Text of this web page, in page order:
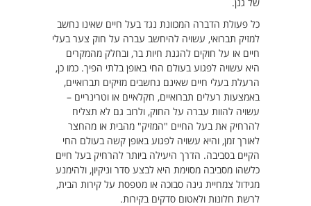
כל פעולת הדברה המכוונת נגד בעל חיים שאינו נחשב
למזיק תברואי, עשויה להיחשב עברה על חוק צער בעלי
חיים או על חוקים להגנת חיות בר, ובחלק מהמקרים
היא עשויה לפגוע בעולם החי באופן בלתי הפיך. כמו כן,
הרעלת בעלי חיים שאינם נחשבים מזיקים תברואיים,
באמצעות רעלים תברואיים, חקלאיים או וטרינריים –
עשויה להוות עברה על החוק, ולרוב גם לא תצליח
להרחיק את בעל החיים "המזיק" מהבית או מהחצר
לאורך זמן, והיא עשויה לפגוע באופן קשה בעולם החי
הקיים בסביבה. הדרך היעילה ביותר להרחיק בעל חיים
כלשהו מסביבה מסוימת היא לבצע סדר וניקיון, ולהימנע
מגידול צמחיית גינה סבוכה או מטפסת על קירות הבית,
לרשת חלונות ולאטום סדקים בקירות.